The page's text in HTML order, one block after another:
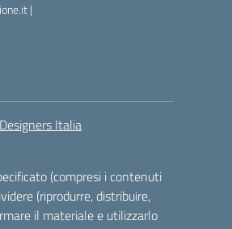
|
Italia
(compresi i contenuti
(riprodurre, distribuire,
il materiale e utilizzarlo